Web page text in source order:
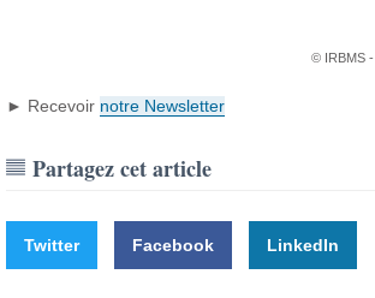
© IRBMS -
► Recevoir notre Newsletter
Partagez cet article
Twitter Facebook LinkedIn